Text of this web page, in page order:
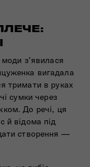
з’явилася
вигадала
тримати в руках
сумки через
До речі, ця
й відома під
створення —